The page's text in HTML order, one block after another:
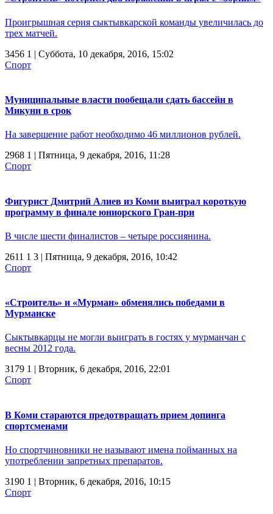
Проигрышная серия сыктывкарской команды увеличилась до
трех матчей.
3456 1 | Суббота, 10 декабря, 2016, 15:02
Спорт
Муниципальные власти пообещали сдать бассейн в
Микуни в срок
На завершение работ необходимо 46 миллионов рублей.
2968 1 | Пятница, 9 декабря, 2016, 11:28
Спорт
Фигурист Дмитрий Алиев из Коми выиграл короткую
программу в финале юниорского Гран-при
В числе шести финалистов – четыре россиянина.
2611 1 3 | Пятница, 9 декабря, 2016, 10:42
Спорт
«Строитель» и «Мурман» обменялись победами в
Мурманске
Сыктывкарцы не могли выиграть в гостях у мурманчан с
весны 2012 года.
3179 1 | Вторник, 6 декабря, 2016, 22:01
Спорт
В Коми стараются предотвращать прием допинга
спортсменами
Но спортчиновники не называют имена пойманных на
употреблении запретных препаратов.
3190 1 | Вторник, 6 декабря, 2016, 10:15
Спорт